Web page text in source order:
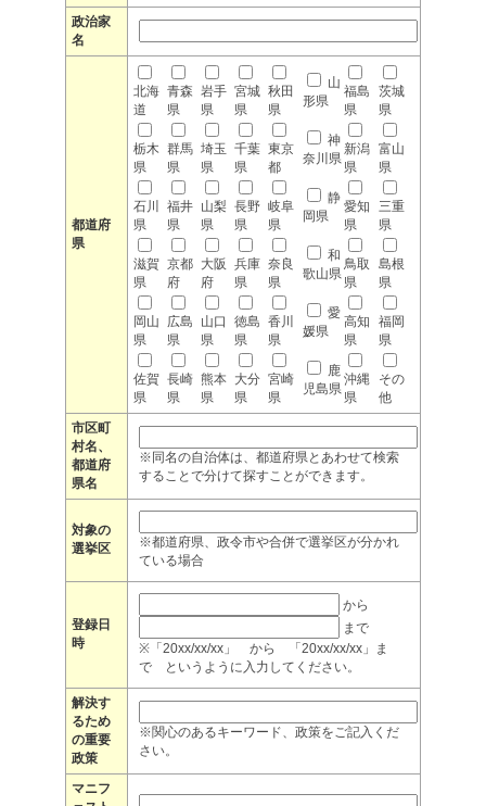
政治家
名
都道府
県
北海
道
青森
県
岩手
県
宮城
県
秋田
県
山
形県
福島
県
茨城
県
栃木
県
群馬
県
埼玉
県
千葉
県
東京
都
神
奈川県
新潟
県
富山
県
石川
県
福井
県
山梨
県
長野
県
岐阜
県
静
岡県
愛知
県
三重
県
滋賀
県
京都
府
大阪
府
兵庫
県
奈良
県
和
歌山県
鳥取
県
島根
県
岡山
県
広島
県
山口
県
徳島
県
香川
県
愛
媛県
高知
県
福岡
県
佐賀
県
長崎
県
熊本
県
大分
県
宮崎
県
鹿
児島県
沖縄
県
その
他
市区町
村名、
都道府
県名
※同名の自治体は、都道府県とあわせて検索
することで分けて探すことができます。
対象の
選挙区
※都道府県、政令市や合併で選挙区が分かれ
ている場合
登録日
時
から
まで
※「20xx/xx/xx」 から 「20xx/xx/xx」ま
で というように入力してください。
解決す
るため
の重要
政策
※関心のあるキーワード、政策をご記入くだ
さい。
マニフ